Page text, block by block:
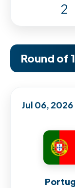
2
Round of
Jul 06, 2026